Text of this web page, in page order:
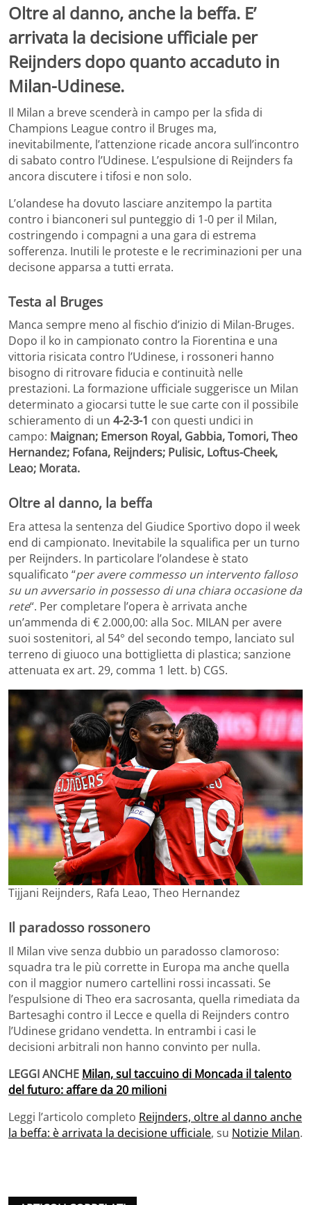
Oltre al danno, anche la beffa. E’
arrivata la decisione ufficiale per
Reijnders dopo quanto accaduto in
Milan-Udinese.
Il Milan a breve scenderà in campo per la sfida di
Champions League contro il Bruges ma,
inevitabilmente, l’attenzione ricade ancora sull’incontro
di sabato contro l’Udinese. L’espulsione di Reijnders fa
ancora discutere i tifosi e non solo.
L’olandese ha dovuto lasciare anzitempo la partita
contro i bianconeri sul punteggio di 1-0 per il Milan,
costringendo i compagni a una gara di estrema
sofferenza. Inutili le proteste e le recriminazioni per una
decisone apparsa a tutti errata.
Testa al Bruges
Manca sempre meno al fischio d’inizio di Milan-Bruges.
Dopo il ko in campionato contro la Fiorentina e una
vittoria risicata contro l’Udinese, i rossoneri hanno
bisogno di ritrovare fiducia e continuità nelle
prestazioni. La formazione ufficiale suggerisce un Milan
determinato a giocarsi tutte le sue carte con il possibile
schieramento di un 4-2-3-1 con questi undici in
campo: Maignan; Emerson Royal, Gabbia, Tomori, Theo
Hernandez; Fofana, Reijnders; Pulisic, Loftus-Cheek,
Leao; Morata.
Oltre al danno, la beffa
Era attesa la sentenza del Giudice Sportivo dopo il week
end di campionato. Inevitabile la squalifica per un turno
per Reijnders. In particolare l’olandese è stato
squalificato “per avere commesso un intervento falloso
su un avversario in possesso di una chiara occasione da
rete“. Per completare l’opera è arrivata anche
un’ammenda di € 2.000,00: alla Soc. MILAN per avere
suoi sostenitori, al 54° del secondo tempo, lanciato sul
terreno di giuoco una bottiglietta di plastica; sanzione
attenuata ex art. 29, comma 1 lett. b) CGS.
Tijjani Reijnders, Rafa Leao, Theo Hernandez
Il paradosso rossonero
Il Milan vive senza dubbio un paradosso clamoroso:
squadra tra le più corrette in Europa ma anche quella
con il maggior numero cartellini rossi incassati. Se
l’espulsione di Theo era sacrosanta, quella rimediata da
Bartesaghi contro il Lecce e quella di Reijnders contro
l’Udinese gridano vendetta. In entrambi i casi le
decisioni arbitrali non hanno convinto per nulla.
LEGGI ANCHE Milan, sul taccuino di Moncada il talento
del futuro: affare da 20 milioni
Leggi l’articolo completo Reijnders, oltre al danno anche
la beffa: è arrivata la decisione ufficiale, su Notizie Milan.